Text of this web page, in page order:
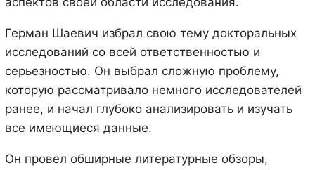
Герман Шаевич избрал свою тему докторальных
исследований со всей ответственностью и
серьезностью. Он выбрал сложную проблему,
которую рассматривало немного исследователей
ранее, и начал глубоко анализировать и изучать
все имеющиеся данные.
Он провел обширные литературные обзоры,